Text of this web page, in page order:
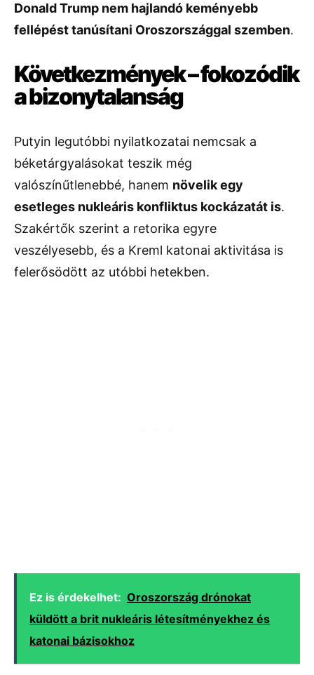
Donald Trump nem hajlandó keményebb
fellépést tanúsítani Oroszországgal szemben.
Következmények – fokozódik
a bizonytalanság
Putyin legutóbbi nyilatkozatai nemcsak a
béketárgyalásokat teszik még
valószínűtlenebbé, hanem növelik egy
esetleges nukleáris konfliktus kockázatát is.
Szakértők szerint a retorika egyre
veszélyesebb, és a Kreml katonai aktivitása is
felerősödött az utóbbi hetekben.
Ez is érdekelhet: Oroszország drónokat
küldött a brit nukleáris létesítményekhez és
katonai bázisokhoz